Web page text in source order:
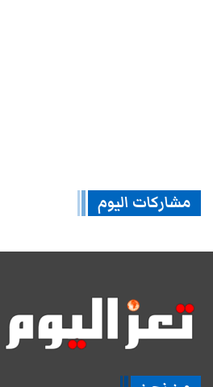
مشاركات اليوم